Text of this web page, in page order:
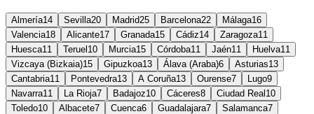
Almería14 Sevilla20 Madrid25 Barcelona22 Málaga16
Valencia18 Alicante17 Granada15 Cádiz14 Zaragoza11
Huesca11 Teruel 10 Murcia15 Córdoba11 Jaén11 Huelva11
Vizcaya (Bizkaia)15 Gipuzkoa13 Álava (Araba)6 Asturias13
Cantabria11 Pontevedra13 A Coruña13 Ourense7 Lugo9
Navarra11 La Rioja7 Badajoz10 Cáceres8 Ciudad Real 10
Toledo10 Albacete7 Cuenca6 Guadalajara7 Salamanca7